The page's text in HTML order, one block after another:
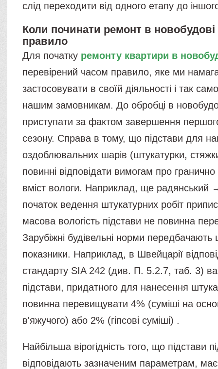
слід переходити від одного етапу до
Коли починати ремонт в новобудові
правило
Для початку ремонту квартири в
перевірений часом правило, яке ми
застосовувати в своїй діяльності і так
нашим замовникам. До обробці в
приступати за фактом завершення
сезону. Справа в тому, що підстави для
оздоблювальних шарів (штукатурки,
повинні відповідати вимогам про
вміст вологи. Наприклад, ще
початок ведення штукатурних робіт
масова вологість підстави не повинна
Зарубіжні будівельні норми
показники. Наприклад, в Швейцарії
стандарту SIA 242 (див. П. 5.2.7, таб. 3)
підстави, придатного для нанесення
повинна перевищувати 4% (суміші на
в'яжучого) або 2% (гіпсові суміші) .
Найбільша вірогідність того, що підстави
відповідають зазначеним параметрам,